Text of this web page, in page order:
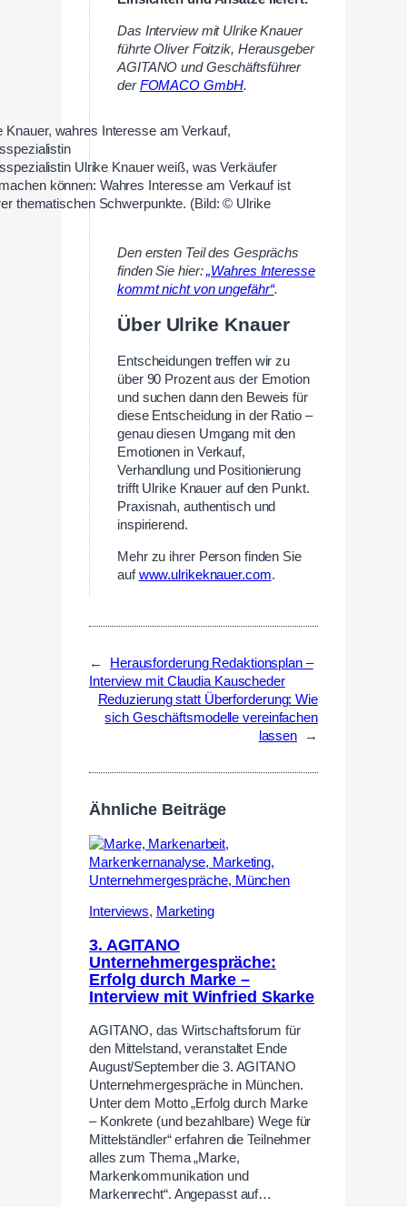
Das Interview mit Ulrike Knauer
führte Oliver Foitzik, Herausgeber
AGITANO und Geschäftsführer
derFOMACO GmbH.
Ulrike Knauer weiß, was Verkäufer
können: Wahres Interesse am Verkauf ist
thematischen Schwerpunkte. (Bild: © Ulrike
Den ersten Teil des Gesprächs
finden Sie hier:„Wahres Interesse
kommt nicht von ungefähr“.
Über Ulrike Knauer
Entscheidungen treffen wir zu
über 90 Prozent aus der Emotion
und suchen dann den Beweis für
diese Entscheidung in der Ratio –
genau diesen Umgang mit den
Emotionen in Verkauf,
Verhandlung und Positionierung
trifft Ulrike Knauer auf den Punkt.
Praxisnah, authentisch und
inspirierend.
Mehr zu ihrer Person finden Sie
aufwww.ulrikeknauer.com.
←
Herausforderung Redaktionsplan –
Interview mit Claudia Kauscheder
Reduzierung statt Überforderung: Wie
sich Geschäftsmodelle vereinfachen
lassen
→
Ähnliche Beiträge
Interviews, Marketing
3. AGITANO
Unternehmergespräche:
Erfolg durch Marke –
Interview mit Winfried Skarke
AGITANO, das Wirtschaftsforum für
den Mittelstand, veranstaltet Ende
August/September die 3. AGITANO
Unternehmergespräche in München.
Unter dem Motto „Erfolg durch Marke
– Konkrete (und bezahlbare) Wege für
Mittelständler“ erfahren die Teilnehmer
alles zum Thema „Marke,
Markenkommunikation und
Markenrecht“. Angepasst auf…